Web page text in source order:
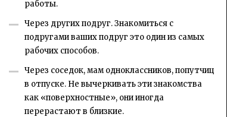
работы.
Через других подруг. Знакомиться с
подругами ваших подруг это один из самых
рабочих способов.
Через соседок, мам одноклассников, попутчиц
в отпуске. Не вычеркивать эти знакомства
как «поверхностные», они иногда
перерастают в близкие.